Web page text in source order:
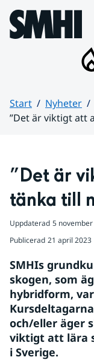
Hoppa till sidans
Start
Nyheter
”Det är viktigt att
”Det är
tänka till
Uppdaterad 5
Publicerad 21 april 2023
SMHIs
skogen, som
hybridform,
och/eller äger
viktigt att lära
i Sverige.